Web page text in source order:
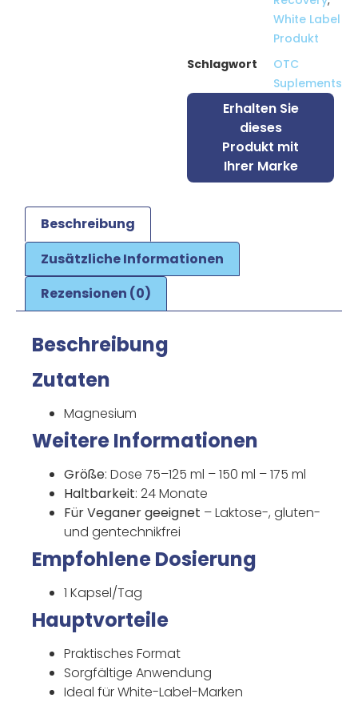
White Label
Produkt
Schlagwort
OTC
Suplements
Erhalten Sie
dieses
Produkt mit
Ihrer Marke
Beschreibung
Zusätzliche Informationen
Rezensionen (0)
Beschreibung
Zutaten
Magnesium
Weitere Informationen
Größe: Dose 75–125 ml – 150 ml – 175 ml
Haltbarkeit: 24 Monate
Für Veganer geeignet – Laktose-, gluten-
und gentechnikfrei
Empfohlene Dosierung
1 Kapsel/Tag
Hauptvorteile
Praktisches Format
Sorgfältige Anwendung
Ideal für White-Label-Marken